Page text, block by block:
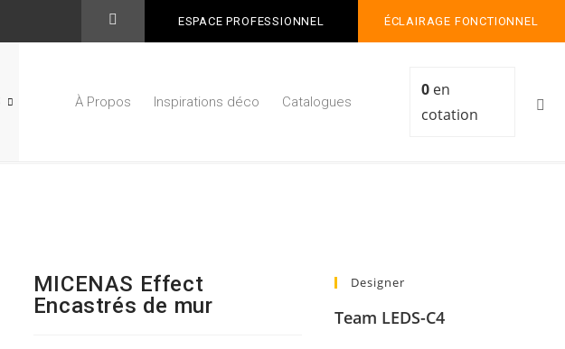
ESPACE PROFESSIONNEL ÉCLAIRAGE FONCTIONNEL
À Propos Inspirations déco Catalogues
0 en
cotation
MICENAS Effect
Encastrés de mur
Designer
Team LEDS-C4